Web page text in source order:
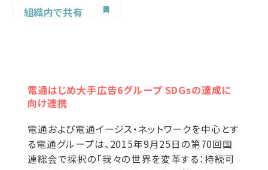
組織内で共有
電通はじめ大手広告6グループ SDGsの達成に
向け連携
電通および電通イージス・ネットワークを中心とす
る電通グループは、2015年9月25日の第70回国
連総会で採択の「我々の世界を変革する：持続可